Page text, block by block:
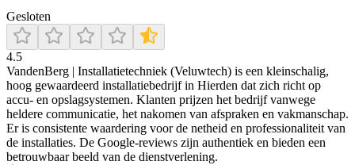
Gesloten
4.5
VandenBerg | Installatietechniek (Veluwtech) is een kleinschalig,
hoog gewaardeerd installatiebedrijf in Hierden dat zich richt op
accu‑ en opslagsystemen. Klanten prijzen het bedrijf vanwege
heldere communicatie, het nakomen van afspraken en vakmanschap.
Er is consistente waardering voor de netheid en professionaliteit van
de installaties. De Google‑reviews zijn authentiek en bieden een
betrouwbaar beeld van de dienstverlening.